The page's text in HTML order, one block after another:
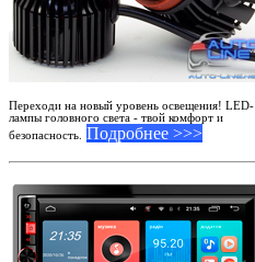
Переходи на новый уровень освещения! LED-
лампы головного света - твой комфорт и
безопасность.
Подробнее >>>